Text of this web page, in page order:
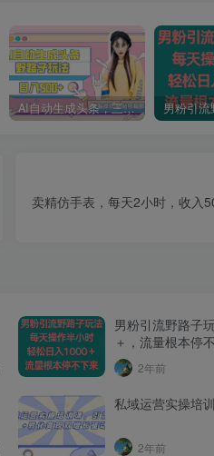
AI自动生成头条，三天必起号，三分钟轻松发布内容，复制粘贴，保姆级教…
卖精仿手表，每天2小时，收入
男粉引流野路子
＋，流量根本停
2年前
私域运营实操培
2年前